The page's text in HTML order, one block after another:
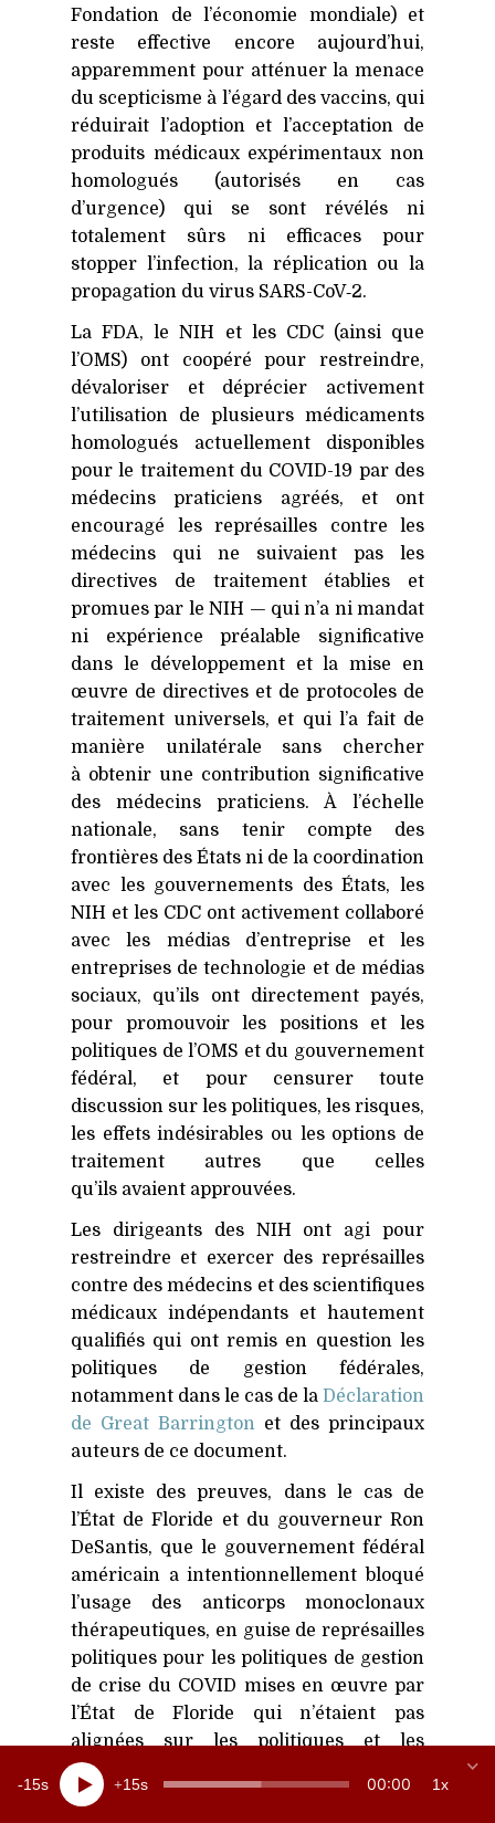
Fondation de l’économie mondiale) et
reste effective encore aujourd’hui,
apparemment pour atténuer la menace
du scepticisme à l’égard des vaccins, qui
réduirait l’adoption et l’acceptation de
produits médicaux expérimentaux non
homologués (autorisés en cas
d’urgence) qui se sont révélés ni
totalement sûrs ni efficaces pour
stopper l’infection, la réplication ou la
propagation du virus SARS-CoV‑2.
LaFDA, leNIH et les CDC(ainsi que
l’OMS) ont coopéré pour restreindre,
dévaloriser et déprécier activement
l’utilisation de plusieurs médicaments
homologués actuellement disponibles
pour le traitement du COVID-19 par des
médecins praticiens agréés, et ont
encouragé les représailles contre les
médecins qui ne suivaient pas les
directives de traitement établies et
promues par leNIH — qui n’a ni mandat
ni expérience préalable significative
dans le développement et la mise en
œuvre de directives et de protocoles de
traitement universels, et qui l’a fait de
manière unilatérale sans chercher
à obtenir une contribution significative
des médecins praticiens. À l’échelle
nationale, sans tenir compte des
frontières des États ni de la coordination
avec les gouvernements des États, les
NIH et les CDC ont activement collaboré
avec les médias d’entreprise et les
entreprises de technologie et de médias
sociaux, qu’ils ont directement payés,
pour promouvoir les positions et les
politiques de l’OMS et du gouvernement
fédéral, et pour censurer toute
discussion sur les politiques, les risques,
les effets indésirables ou les options de
traitement autres que celles
qu’ils avaient approuvées.
Les dirigeants des NIH ont agi pour
restreindre et exercer des représailles
contre des médecins et des scientifiques
médicaux indépendants et hautement
qualifiés qui ont remis en question les
politiques de gestion fédérales,
notamment dans le cas de la Déclaration
de Great Barrington et des principaux
auteurs de ce document.
Il existe des preuves, dans le cas de
l’État de Floride et du gouverneur Ron
DeSantis, que le gouvernement fédéral
américain a intentionnellement bloqué
l’usage des anticorps monoclonaux
thérapeutiques, en guise de représailles
politiques pour les politiques de gestion
de crise du COVID mises en œuvre par
l’État de Floride qui n’étaient pas
alignées sur les politiques et les
mandats du gouvernement fédéral. Le
gouverneur DeSantis et son médecin-
15 15 00:00 1x